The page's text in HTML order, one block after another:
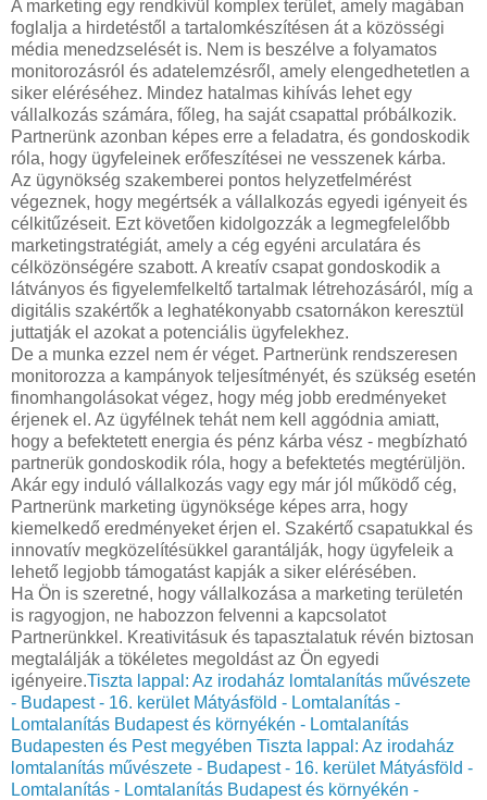
A marketing egy rendkívül komplex terület, amely magában
foglalja a hirdetéstől a tartalomkészítésen át a közösségi
média menedzselését is. Nem is beszélve a folyamatos
monitorozásról és adatelemzésről, amely elengedhetetlen a
siker eléréséhez. Mindez hatalmas kihívás lehet egy
vállalkozás számára, főleg, ha saját csapattal próbálkozik.
Partnerünk azonban képes erre a feladatra, és gondoskodik
róla, hogy ügyfeleinek erőfeszítései ne vesszenek kárba.
Az ügynökség szakemberei pontos helyzetfelmérést
végeznek, hogy megértsék a vállalkozás egyedi igényeit és
célkitűzéseit. Ezt követően kidolgozzák a legmegfelelőbb
marketingstratégiát, amely a cég egyéni arculatára és
célközönségére szabott. A kreatív csapat gondoskodik a
látványos és figyelemfelkeltő tartalmak létrehozásáról, míg a
digitális szakértők a leghatékonyabb csatornákon keresztül
juttatják el azokat a potenciális ügyfelekhez.
De a munka ezzel nem ér véget. Partnerünk rendszeresen
monitorozza a kampányok teljesítményét, és szükség esetén
finomhangolásokat végez, hogy még jobb eredményeket
érjenek el. Az ügyfélnek tehát nem kell aggódnia amiatt,
hogy a befektetett energia és pénz kárba vész - megbízható
partnerük gondoskodik róla, hogy a befektetés megtérüljön.
Akár egy induló vállalkozás vagy egy már jól működő cég,
Partnerünk marketing ügynöksége képes arra, hogy
kiemelkedő eredményeket érjen el. Szakértő csapatukkal és
innovatív megközelítésükkel garantálják, hogy ügyfeleik a
lehető legjobb támogatást kapják a siker elérésében.
Ha Ön is szeretné, hogy vállalkozása a marketing területén
is ragyogjon, ne habozzon felvenni a kapcsolatot
Partnerünkkel. Kreativitásuk és tapasztalatuk révén biztosan
megtalálják a tökéletes megoldást az Ön egyedi
igényeire.Tiszta lappal: Az irodaház lomtalanítás művészete
- Budapest - 16. kerület Mátyásföld - Lomtalanítás -
Lomtalanítás Budapest és környékén - Lomtalanítás
Budapesten és Pest megyében Tiszta lappal: Az irodaház
lomtalanítás művészete - Budapest - 16. kerület Mátyásföld -
Lomtalanítás - Lomtalanítás Budapest és környékén -